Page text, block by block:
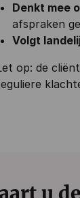
Denkt mee
afspraken
Volgt
op: de